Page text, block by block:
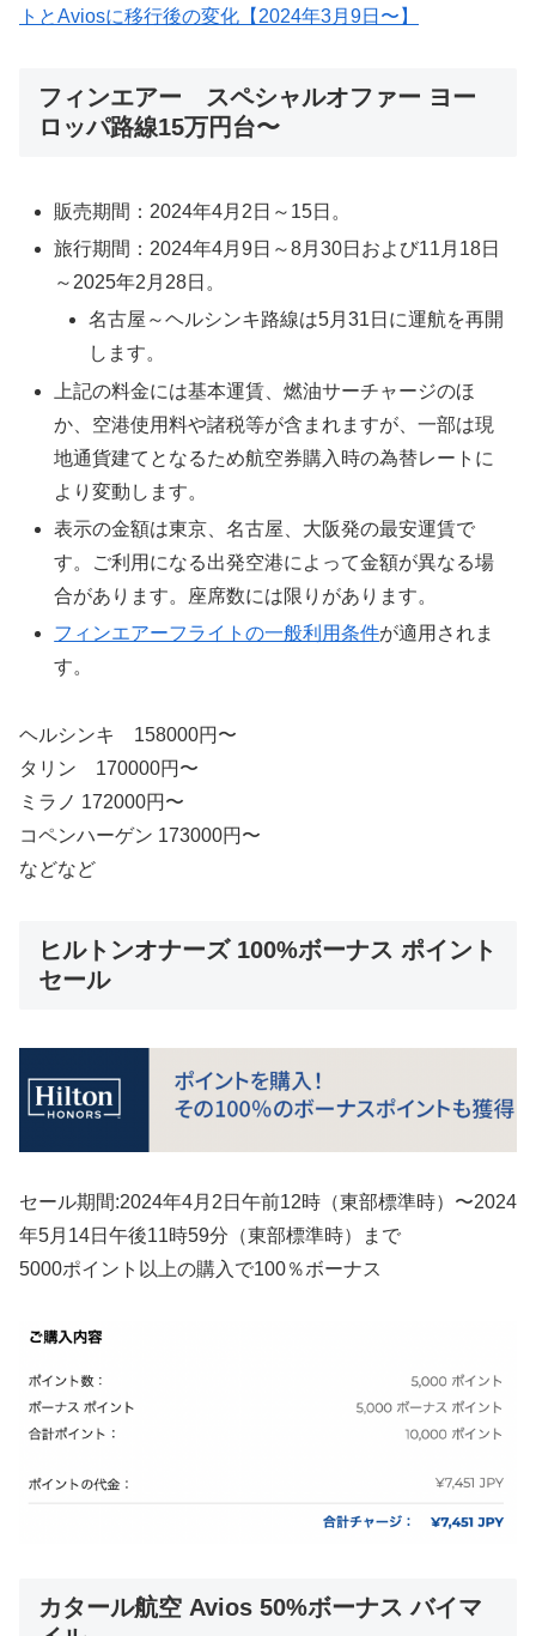
トとAviosに移行後の変化【2024年3月9日〜】
フィンエアー スペシャルオファー ヨー
ロッパ路線15万円台〜
販売期間：2024年4月2日～15日。
旅行期間：2024年4月9日～8月30日および11月18日
～2025年2月28日。
名古屋～ヘルシンキ路線は5月31日に運航を再開
します。
上記の料金には基本運賃、燃油サーチャージのほ
か、空港使用料や諸税等が含まれますが、一部は現
地通貨建てとなるため航空券購入時の為替レートに
より変動します。
表示の金額は東京、名古屋、大阪発の最安運賃で
す。ご利用になる出発空港によって金額が異なる場
合があります。座席数には限りがあります。
フィンエアーフライトの一般利用条件が適用されま
す。
ヘルシンキ 158000円〜
タリン 170000円〜
ミラノ 172000円〜
コペンハーゲン 173000円〜
などなど
ヒルトンオナーズ 100%ボーナス ポイント
セール
セール期間:2024年4月2日午前12時（東部標準時）〜2024
年5月14日午後11時59分（東部標準時）まで
5000ポイント以上の購入で100％ボーナス
カタール航空 Avios 50%ボーナス バイマ